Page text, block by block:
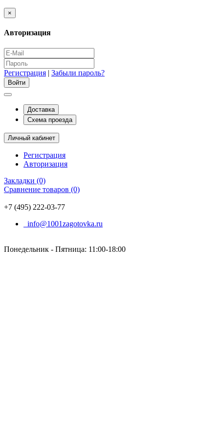
×
Авторизация
Регистрация | Забыли пароль?
Доставка
Схема проезда
Личный кабинет
Регистрация
Авторизация
Закладки (0)
Сравнение товаров (0)
+7 (495) 222-03-77
info@1001zagotovka.ru
Понедельник - Пятница: 11:00-18:00